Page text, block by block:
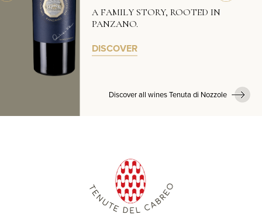
A FAMILY STORY, ROOTED IN
PANZANO.
DISCOVER
Discover all wines Tenuta di Nozzole